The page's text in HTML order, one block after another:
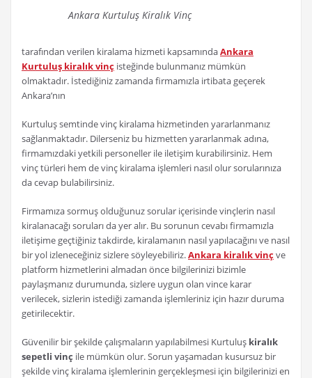
Ankara Kurtuluş Kiralık Vinç
tarafından verilen kiralama hizmeti kapsamındaAnkara
Kurtuluş kiralık vinç isteğinde bulunmanız mümkün
olmaktadır. İstediğiniz zamanda firmamızla irtibata geçerek
Ankara’nın
Kurtuluş semtinde vinç kiralama hizmetinden yararlanmanız
sağlanmaktadır. Dilerseniz bu hizmetten yararlanmak adına,
firmamızdaki yetkili personeller ile iletişim kurabilirsiniz. Hem
vinç türleri hem de vinç kiralama işlemleri nasıl olur sorularınıza
da cevap bulabilirsiniz.
Firmamıza sormuş olduğunuz sorular içerisinde vinçlerin nasıl
kiralanacağı soruları da yer alır. Bu sorunun cevabı firmamızla
iletişime geçtiğiniz takdirde, kiralamanın nasıl yapılacağını ve nasıl
bir yol izleneceğiniz sizlere söyleyebiliriz.Ankara kiralık vinçve
platform hizmetlerini almadan önce bilgilerinizi bizimle
paylaşmanız durumunda, sizlere uygun olan vince karar
verilecek, sizlerin istediği zamanda işlemleriniz için hazır duruma
getirilecektir.
Güvenilir bir şekilde çalışmaların yapılabilmesi Kurtuluş kiralık
sepetli vinç ile mümkün olur. Sorun yaşamadan kusursuz bir
şekilde vinç kiralama işlemlerinin gerçekleşmesi için bilgilerinizi en